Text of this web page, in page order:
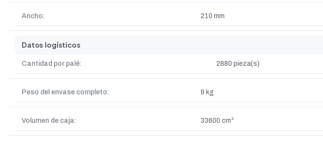
Ancho: 210 mm
Datos logísticos
Cantidad por palé: 2880 pieza(s)
Peso del envase completo: 9 kg
Volumen de caja: 33600 cm³